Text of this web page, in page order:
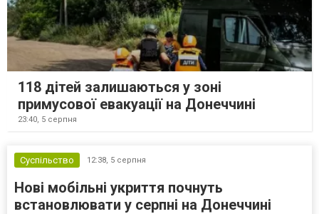
118 дітей залишаються у зоні
примусової евакуації на Донеччині
23:40, 5 серпня
Суспільство 12:38, 5 серпня
Нові мобільні укриття почнуть
встановлювати у серпні на Донеччині